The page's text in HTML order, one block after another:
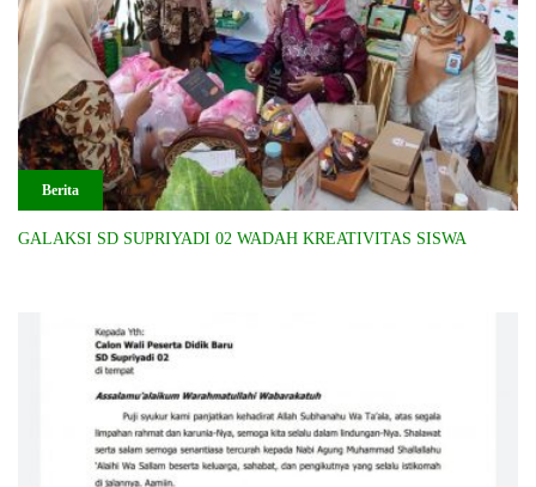
Berita
GALAKSI SD SUPRIYADI 02 WADAH KREATIVITAS SISWA